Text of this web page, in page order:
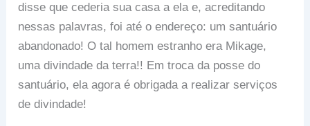
disse que cederia sua casa a ela e, acreditando
nessas palavras, foi até o endereço: um santuário
abandonado! O tal homem estranho era Mikage,
uma divindade da terra!! Em troca da posse do
santuário, ela agora é obrigada a realizar serviços
de divindade!